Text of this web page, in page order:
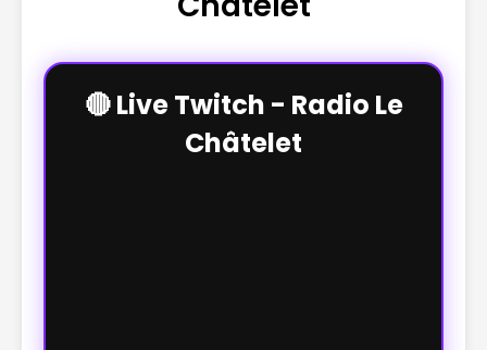
🔴 Live Twitch - Radio Le
Châtelet